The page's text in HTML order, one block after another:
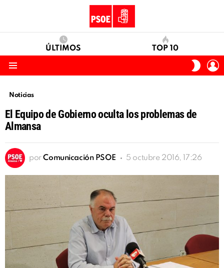
ÚLTIMOS TOP 10
SKIN
Noticias
El Equipo de Gobierno oculta los problemas de
Almansa
por Comunicación PSOE 5 octubre 2016, 17:26